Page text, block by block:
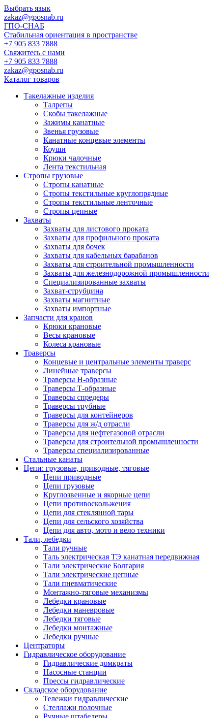
Выбрать язык
zakaz@gposnab.ru
ГПО-СНАБ
Стабильная ориентация в пространстве
+7 905 833 7888
Свяжитесь с нами
+7 905 833 7888
zakaz@gposnab.ru
Каталог товаров
Такелажные изделия
Талрепы
Скобы такелажные
Зажимы канатные
Звенья грузовые
Канатные концевые элементы
Коуши
Крюки чалочные
Лента текстильная
Стропы грузовые
Стропы канатные
Стропы текстильные круглопрядные
Стропы текстильные ленточные
Стропы цепные
Захваты
Захваты для листового проката
Захваты для профильного проката
Захваты для бочек
Захваты для кабельных барабанов
Захваты для строительной промышленности
Захваты для железнодорожной промышленности
Специализированные захваты
Захват-струбцина
Захваты магнитные
Захваты импортные
Запчасти для кранов
Крюки крановые
Весы крановые
Колеса крановые
Траверсы
Концевые и центральные элементы траверс
Линейные траверсы
Траверсы Н-образные
Траверсы Т-образные
Траверсы спредеры
Траверсы трубные
Траверсы для контейнеров
Траверсы для ж/д отрасли
Траверсы для нефтегазовой отрасли
Траверсы для строительной промышленности
Траверсы специализированные
Стальные канаты
Цепи: грузовые, приводные, тяговые
Цепи приводные
Цепи грузовые
Круглозвенные и якорные цепи
Цепи противоскольжения
Цепи для стеклянной тары
Цепи для сельского хозяйства
Цепи для авто, мото и вело техники
Тали, лебедки
Тали ручные
Таль электрическая ТЭ канатная передвижная
Тали электрические Болгария
Тали электрические цепные
Тали пневматические
Монтажно-тяговые механизмы
Лебедки крановые
Лебедки маневровые
Лебедки тяговые
Лебедки монтажные
Лебедки ручные
Центраторы
Гидравлическое оборудование
Гидравлические домкраты
Насосные станции
Прессы гидравлические
Складское оборудование
Тележки гидравлические
Cтеллажи полочные
Ручные штабелеры